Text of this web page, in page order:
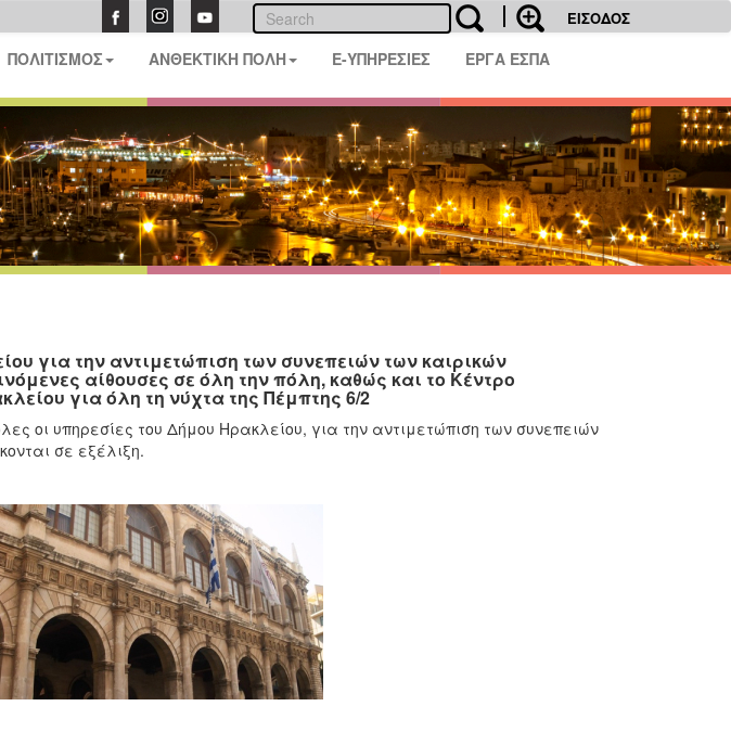
ΕΙΣΟΔΟΣ
ΠΟΛΙΤΙΣΜΟΣ ΑΝΘΕΚΤΙΚΗ ΠΟΛΗ E-ΥΠΗΡΕΣΙΕΣ ΕΡΓΑ ΕΣΠΑ
για την αντιμετώπιση των συνεπειών των καιρικών
αίθουσες σε όλη την πόλη, καθώς και το Κέντρο
για όλη τη νύχτα της Πέμπτης 6/2
οι υπηρεσίες του Δήμου Ηρακλείου, για την αντιμετώπιση των συνεπειών
σε εξέλιξη.